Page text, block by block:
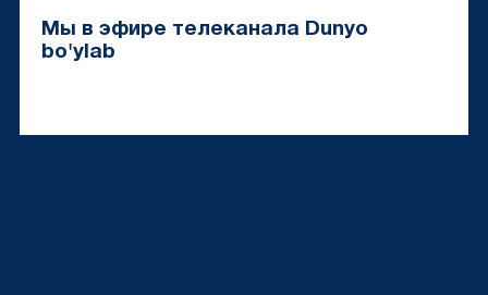
Мы в эфире телеканала Dunyo
bo'ylab